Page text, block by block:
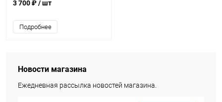
сандалом и маслом ши, 400 мл
3 700 ₽/ шт
Подробнее
Новости магазина
Ежедневная рассылка новостей магазина.